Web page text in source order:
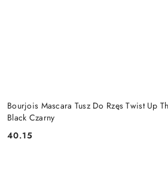
Bourjois Mascara Tusz Do Rzęs Twist Up
Black Czarny
Cena:
40.15